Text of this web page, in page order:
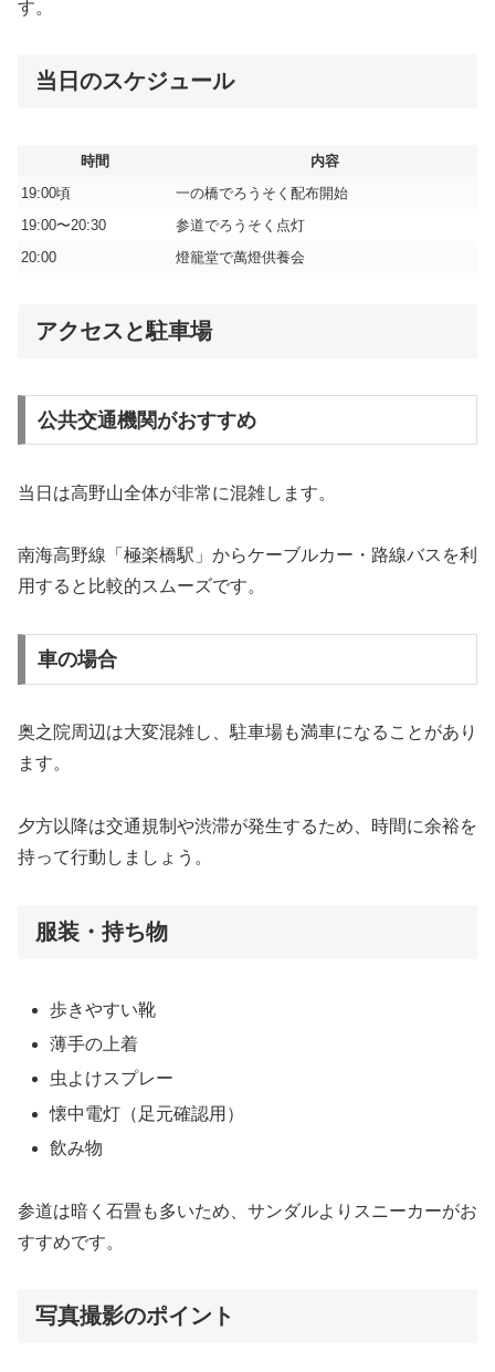
す。
当日のスケジュール
時間
内容
19:00頃
一の橋でろうそく配布開始
19:00〜20:30
参道でろうそく点灯
20:00
燈籠堂で萬燈供養会
アクセスと駐車場
公共交通機関がおすすめ
当日は高野山全体が非常に混雑します。
南海高野線「極楽橋駅」からケーブルカー・路線バスを利
用すると比較的スムーズです。
車の場合
奥之院周辺は大変混雑し、駐車場も満車になることがあり
ます。
夕方以降は交通規制や渋滞が発生するため、時間に余裕を
持って行動しましょう。
服装・持ち物
歩きやすい靴
薄手の上着
虫よけスプレー
懐中電灯（足元確認用）
飲み物
参道は暗く石畳も多いため、サンダルよりスニーカーがお
すすめです。
写真撮影のポイント